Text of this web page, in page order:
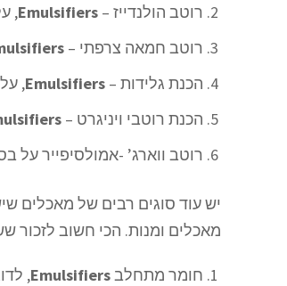
רוטב הולנדייז – Emulsifiers
,
רוטב חמאה צרפתי –
הכנת גלידות – Emulsifiers
,
הכנת רוטבי ויניגרט –
רוטב ווארג’ -אמולסיפייר על
יש עוד סוגים רבים של מאכלים
מאכלים ומנות. הכי חשוב לזכור
חומר מתחלבEmulsifiers
,